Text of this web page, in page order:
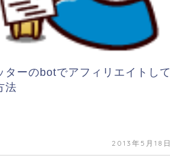
ターのbotでアフィリエイトして
法
2013年5月18日